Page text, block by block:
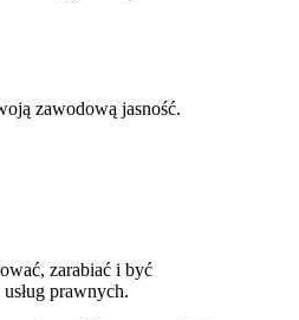
zawodową jasność.
zarabiać i być
prawnych.